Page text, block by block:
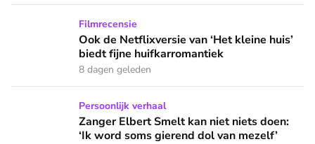
Ook de Netflixversie van ‘Het kleine huis’ biedt fijne
Filmrecensie
Ook de Netflixversie van ‘Het kleine huis’
biedt fijne huifkarromantiek
8 dagen geleden
Zanger Elbert Smelt kan niet niets doen: ‘Ik word soms
Persoonlijk verhaal
Zanger Elbert Smelt kan niet niets doen:
‘Ik word soms gierend dol van mezelf’